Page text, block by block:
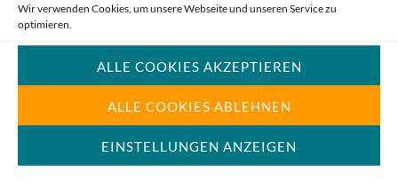
Wir verwenden Cookies, um unsere Webseite und unseren Service zu
optimieren.
ALLE COOKIES AKZEPTIEREN
ALLE COOKIES ABLEHNEN
EINSTELLUNGEN ANZEIGEN
Nur noch 8 Tage bis 6K
UNITED